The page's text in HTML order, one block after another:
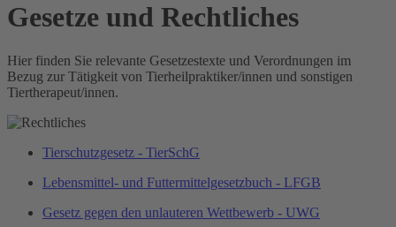
Gesetze und Rechtliches
Hier finden Sie relevante Gesetzestexte und Verordnungen im
Bezug zur Tätigkeit von Tierheilpraktiker/innen und sonstigen
Tiertherapeut/innen.
Tierschutzgesetz - TierSchG
Lebensmittel- und Futtermittelgesetzbuch - LFGB
Gesetz gegen den unlauteren Wettbewerb - UWG